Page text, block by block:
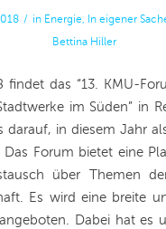
/ in Energie, In eigener
Bettina Hiller
findet das “13. KMU-
im Süden” in
darauf, in diesem Jahr
Das Forum bietet eine
über Themen
Es wird eine breite
Dabei hat es